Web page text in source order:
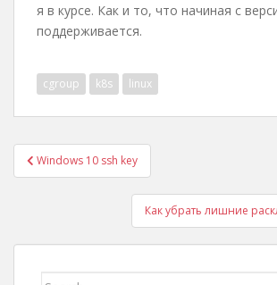
я в курсе. Как и то, что начиная с
поддерживается.
cgroup k8s linux
Post
navigation
Windows 10 ssh key
Как убрать лишние
Search